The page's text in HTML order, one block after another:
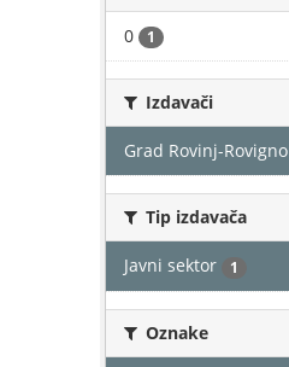
0 1
Izdavači
Grad Rovinj-Rovigno
Tip izdavača
Javni sektor 1
Oznake